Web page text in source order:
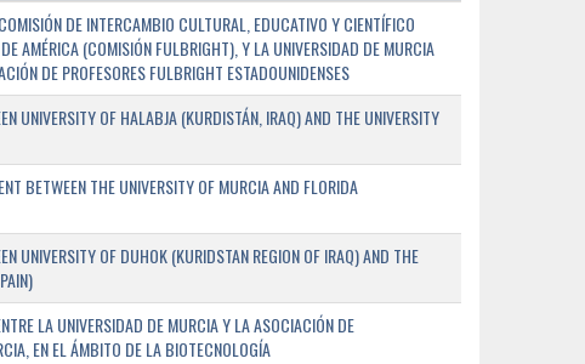
DE INTERCAMBIO CULTURAL, EDUCATIVO Y CIENTÍFICO
AMÉRICA (COMISIÓN FULBRIGHT), Y LA UNIVERSIDAD DE MURCIA
DE PROFESORES FULBRIGHT ESTADOUNIDENSES
UNIVERSITY OF HALABJA (KURDISTÁN, IRAQ) AND THE UNIVERSITY
BETWEEN THE UNIVERSITY OF MURCIA AND FLORIDA
UNIVERSITY OF DUHOK (KURIDSTAN REGION OF IRAQ) AND THE
LA UNIVERSIDAD DE MURCIA Y LA ASOCIACIÓN DE
EN EL ÁMBITO DE LA BIOTECNOLOGÍA